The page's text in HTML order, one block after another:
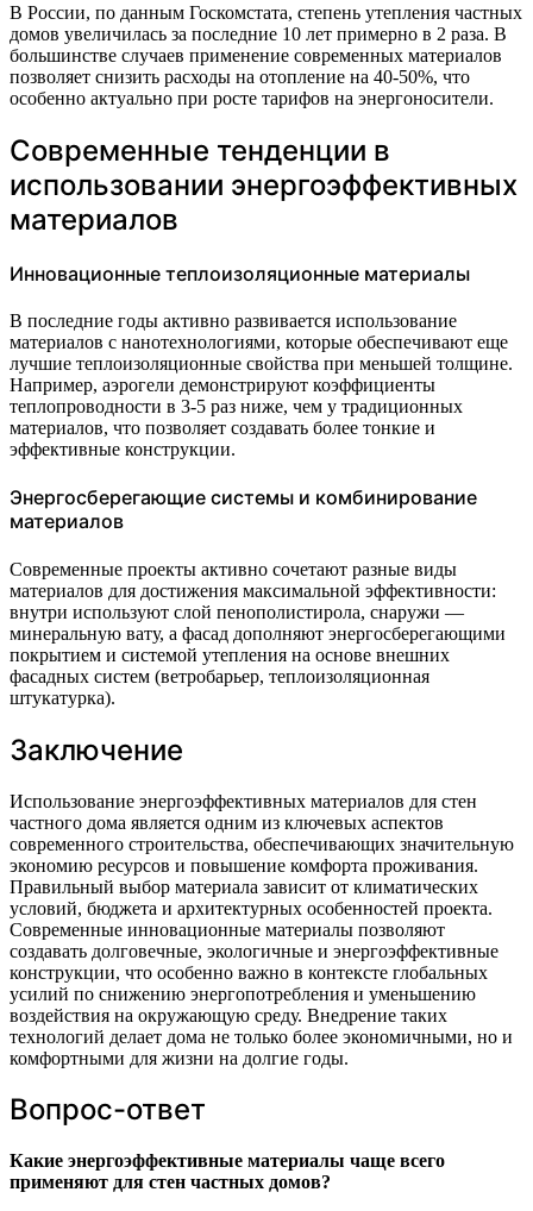
В России, по данным Госкомстата, степень утепления частных
домов увеличилась за последние 10 лет примерно в 2 раза. В
большинстве случаев применение современных материалов
позволяет снизить расходы на отопление на 40-50%, что
особенно актуально при росте тарифов на энергоносители.
Современные тенденции в
использовании энергоэффективных
материалов
Инновационные теплоизоляционные материалы
В последние годы активно развивается использование
материалов с нанотехнологиями, которые обеспечивают еще
лучшие теплоизоляционные свойства при меньшей толщине.
Например, аэрогели демонстрируют коэффициенты
теплопроводности в 3-5 раз ниже, чем у традиционных
материалов, что позволяет создавать более тонкие и
эффективные конструкции.
Энергосберегающие системы и комбинирование
материалов
Современные проекты активно сочетают разные виды
материалов для достижения максимальной эффективности:
внутри используют слой пенополистирола, снаружи —
минеральную вату, а фасад дополняют энергосберегающими
покрытием и системой утепления на основе внешних
фасадных систем (ветробарьер, теплоизоляционная
штукатурка).
Заключение
Использование энергоэффективных материалов для стен
частного дома является одним из ключевых аспектов
современного строительства, обеспечивающих значительную
экономию ресурсов и повышение комфорта проживания.
Правильный выбор материала зависит от климатических
условий, бюджета и архитектурных особенностей проекта.
Современные инновационные материалы позволяют
создавать долговечные, экологичные и энергоэффективные
конструкции, что особенно важно в контексте глобальных
усилий по снижению энергопотребления и уменьшению
воздействия на окружающую среду. Внедрение таких
технологий делает дома не только более экономичными, но и
комфортными для жизни на долгие годы.
Вопрос-ответ
Какие энергоэффективные материалы чаще всего
применяют для стен частных домов?